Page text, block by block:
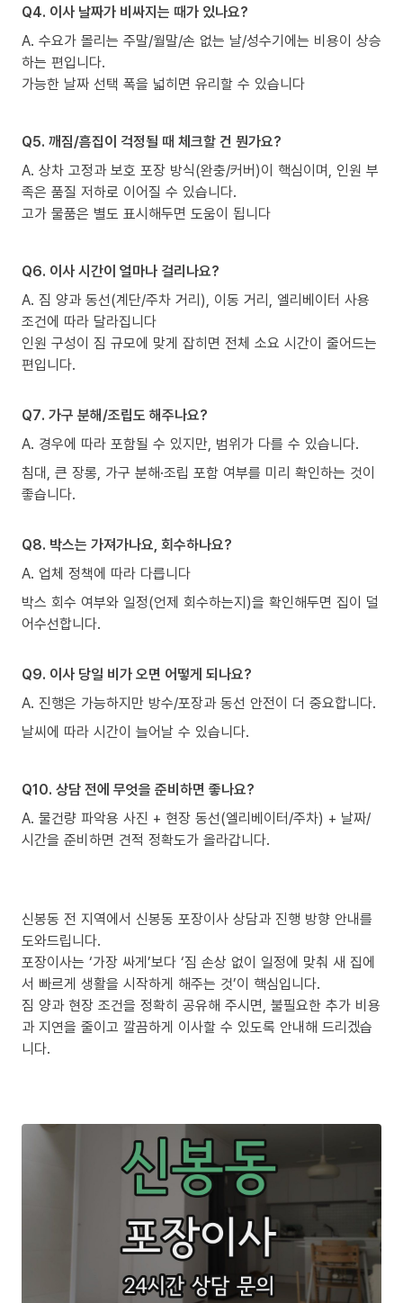
Q4. 이사 날짜가 비싸지는 때가 있나요?
A. 수요가 몰리는 주말/월말/손 없는 날/성수기에는 비용이 상승
하는 편입니다.
가능한 날짜 선택 폭을 넓히면 유리할 수 있습니다
Q5. 깨짐/흠집이 걱정될 때 체크할 건 뭔가요?
A. 상차 고정과 보호 포장 방식(완충/커버)이 핵심이며, 인원 부
족은 품질 저하로 이어질 수 있습니다.
고가 물품은 별도 표시해두면 도움이 됩니다
Q6. 이사 시간이 얼마나 걸리나요?
A. 짐 양과 동선(계단/주차 거리), 이동 거리, 엘리베이터 사용
조건에 따라 달라집니다
인원 구성이 짐 규모에 맞게 잡히면 전체 소요 시간이 줄어드는
편입니다.
Q7. 가구 분해/조립도 해주나요?
A. 경우에 따라 포함될 수 있지만, 범위가 다를 수 있습니다.
침대, 큰 장롱, 가구 분해·조립 포함 여부를 미리 확인하는 것이
좋습니다.
Q8. 박스는 가져가나요, 회수하나요?
A. 업체 정책에 따라 다릅니다
박스 회수 여부와 일정(언제 회수하는지)을 확인해두면 집이 덜
어수선합니다.
Q9. 이사 당일 비가 오면 어떻게 되나요?
A. 진행은 가능하지만 방수/포장과 동선 안전이 더 중요합니다.
날씨에 따라 시간이 늘어날 수 있습니다.
Q10. 상담 전에 무엇을 준비하면 좋나요?
A. 물건량 파악용 사진 + 현장 동선(엘리베이터/주차) + 날짜/
시간을 준비하면 견적 정확도가 올라갑니다.
신봉동 전 지역에서 신봉동 포장이사 상담과 진행 방향 안내를
도와드립니다.
포장이사는 ‘가장 싸게’보다 ‘짐 손상 없이 일정에 맞춰 새 집에
서 빠르게 생활을 시작하게 해주는 것’이 핵심입니다.
짐 양과 현장 조건을 정확히 공유해 주시면, 불필요한 추가 비용
과 지연을 줄이고 깔끔하게 이사할 수 있도록 안내해 드리겠습
니다.